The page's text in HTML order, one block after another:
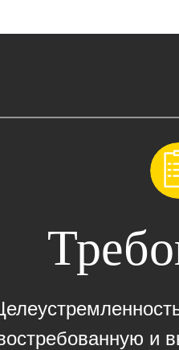
и